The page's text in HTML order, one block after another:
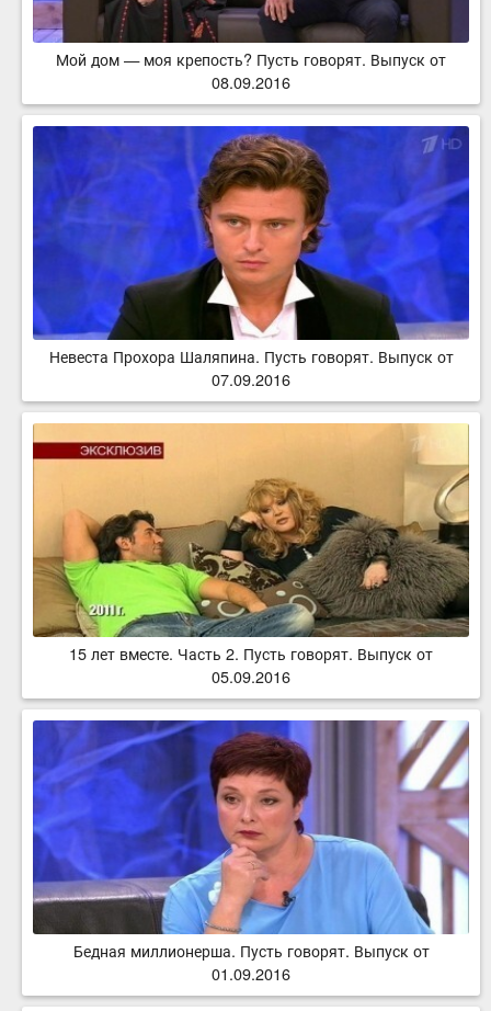
Мой дом — моя крепость? Пусть говорят. Выпуск от
08.09.2016
Невеста Прохора Шаляпина. Пусть говорят. Выпуск от
07.09.2016
15 лет вместе. Часть 2. Пусть говорят. Выпуск от
05.09.2016
Бедная миллионерша. Пусть говорят. Выпуск от
01.09.2016